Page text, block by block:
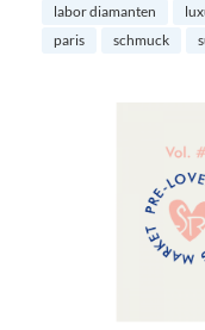
labor diamanten
paris
schmuck